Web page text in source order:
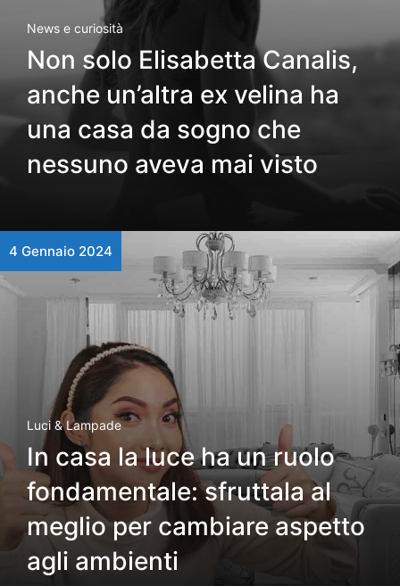
News e curiosità
Non solo Elisabetta Canalis,
anche un’altra ex velina ha
una casa da sogno che
nessuno aveva mai visto
4 Gennaio 2024
Luci & Lampade
In casa la luce ha un ruolo
fondamentale: sfruttala al
meglio per cambiare aspetto
agli ambienti